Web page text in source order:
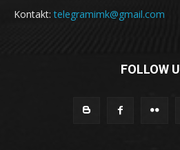
Kontakt:telegramimk@gmail.com
FOLLOW